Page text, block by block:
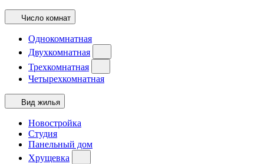
Число комнат
Однокомнатная
Двухкомнатная
Трехкомнатная
Четырехкомнатная
Вид жилья
Новостройка
Студия
Панельный дом
Хрущевка